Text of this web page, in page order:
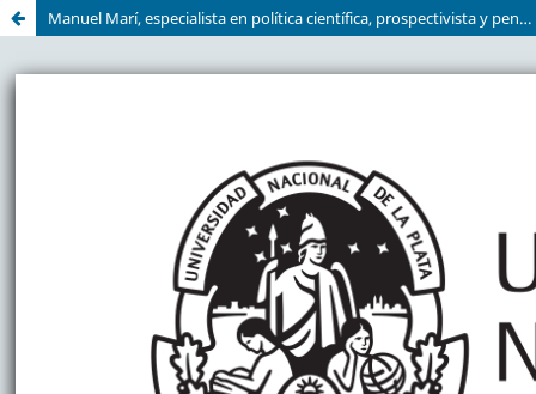
Manuel Marí, especialista en política científica, prospectivista y pensador original